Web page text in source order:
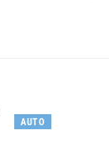
AUTO